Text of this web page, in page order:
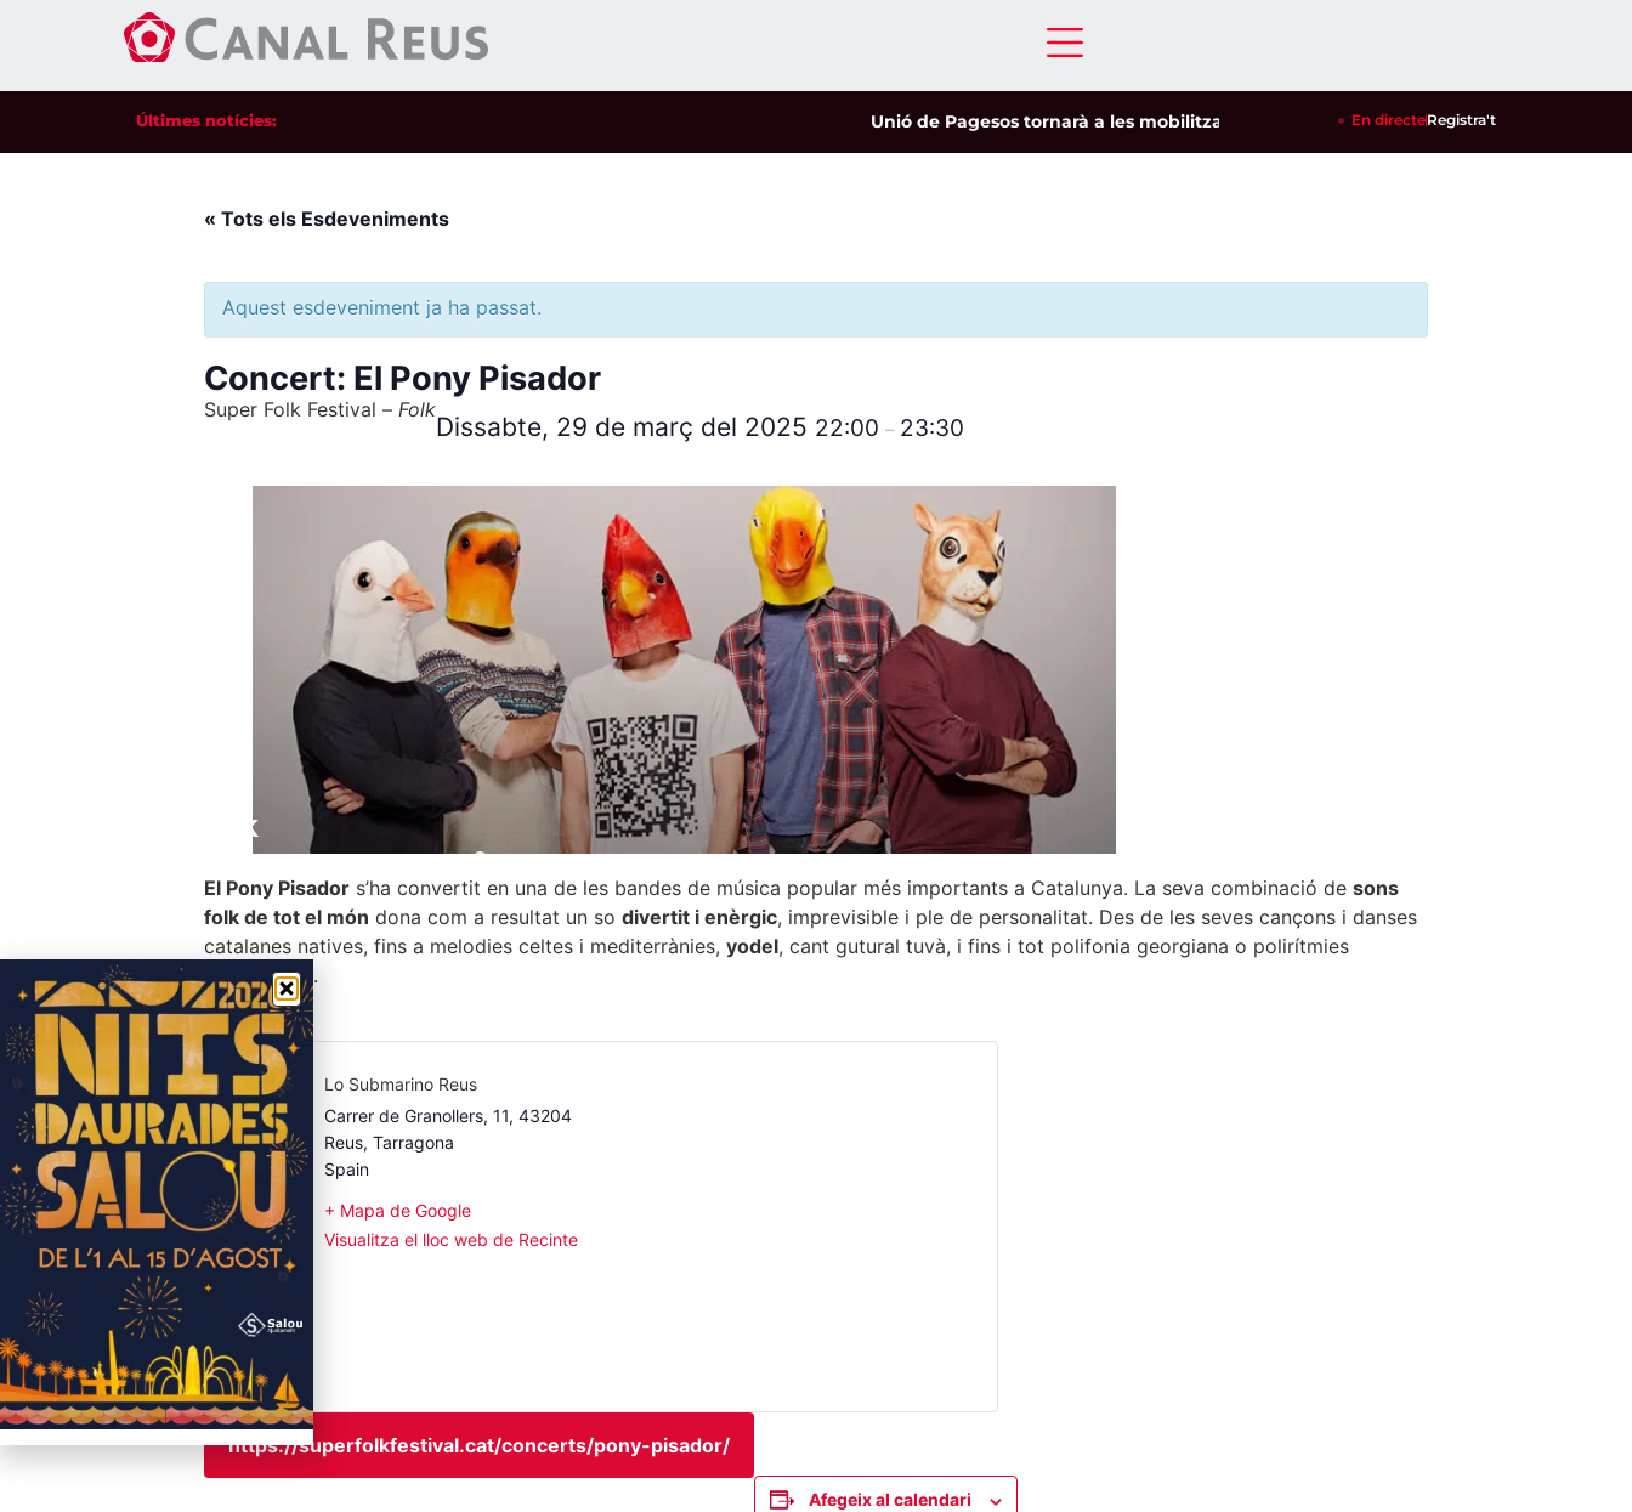
Últimes notícies: Unió de Pagesos tornarà a les mobilitzacions per defensar els cultius de la garrofa i
En directeRegistra't
« Tots els Esdeveniments
Aquest esdeveniment ja ha passat.
Concert: El Pony Pisador
Super Folk Festival – Folk
Dissabte, 29 de març del 2025 22:00 – 23:30
El Pony Pisador s’ha convertit en una de les bandes de música popular més importants a Catalunya. La seva combinació de sons
folk de tot el món dona com a resultat un so divertit i enèrgic, imprevisible i ple de personalitat. Des de les seves cançons i danses
catalanes natives, fins a melodies celtes i mediterrànies, yodel, cant gutural tuvà, i fins i tot polifonia georgiana o polirítmies
balcàniques.
€12 – €15
Lo Submarino Reus
Carrer de Granollers, 11, 43204
Reus, Tarragona
Spain
+ Mapa de Google
Visualitza el lloc web de Recinte
https://superfolkfestival.cat/concerts/pony-pisador/
Afegeix al calendari